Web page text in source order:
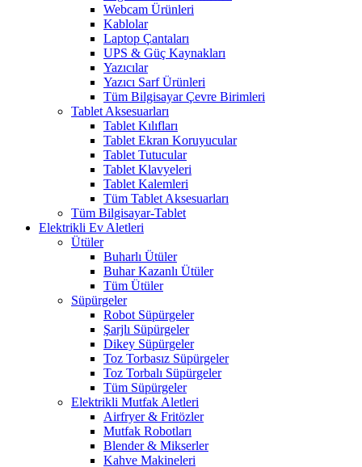
Webcam Ürünleri
Kablolar
Laptop Çantaları
UPS & Güç Kaynakları
Yazıcılar
Yazıcı Sarf Ürünleri
Tüm Bilgisayar Çevre Birimleri
Tablet Aksesuarları
Tablet Kılıfları
Tablet Ekran Koruyucular
Tablet Tutucular
Tablet Klavyeleri
Tablet Kalemleri
Tüm Tablet Aksesuarları
Tüm Bilgisayar-Tablet
Elektrikli Ev Aletleri
Ütüler
Buharlı Ütüler
Buhar Kazanlı Ütüler
Tüm Ütüler
Süpürgeler
Robot Süpürgeler
Şarjlı Süpürgeler
Dikey Süpürgeler
Toz Torbasız Süpürgeler
Toz Torbalı Süpürgeler
Tüm Süpürgeler
Elektrikli Mutfak Aletleri
Airfryer & Fritözler
Mutfak Robotları
Blender & Mikserler
Kahve Makineleri